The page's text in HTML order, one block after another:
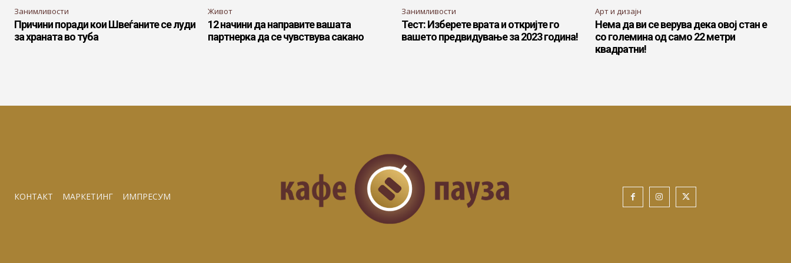
Занимливости
Причини поради кои Швеѓаните се луди
за храната во туба
Живот
12 начини да направите вашата
партнерка да се чувствува сакано
Занимливости
Тест: Изберете врата и откријте го
вашето предвидување за 2023 година!
Арт и дизајн
Нема да ви се верува дека овој стан е
со големина од само 22 метри
квадратни!
КОНТАКТ МАРКЕТИНГ ИМПРЕСУМ